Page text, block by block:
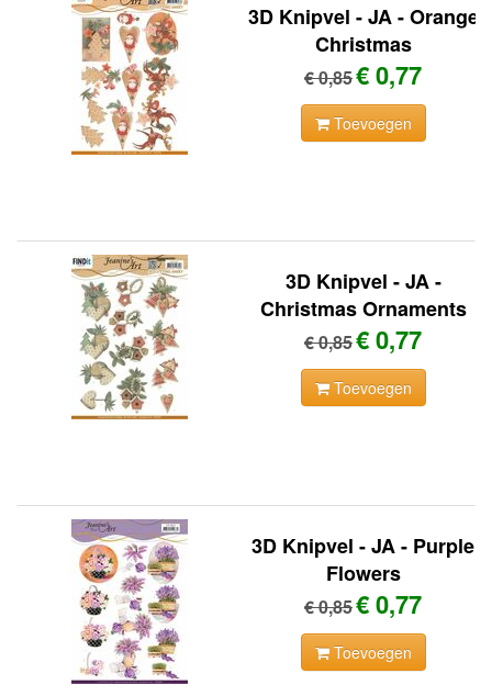
3D Knipvel - JA - Orange
Christmas
€ 0,85€ 0,77
Toevoegen
3D Knipvel - JA -
Christmas Ornaments
€ 0,85€ 0,77
Toevoegen
3D Knipvel - JA - Purple
Flowers
€ 0,85€ 0,77
Toevoegen